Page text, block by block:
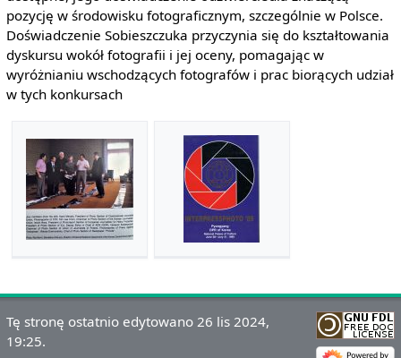
pozycję w środowisku fotograficznym, szczególnie w Polsce.
Doświadczenie Sobieszczuka przyczynia się do kształtowania
dyskursu wokół fotografii i jej oceny, pomagając w
wyróżnianiu wschodzących fotografów i prac biorących udział
w tych konkursach
Tę stronę ostatnio edytowano 26 lis 2024,
19:25.